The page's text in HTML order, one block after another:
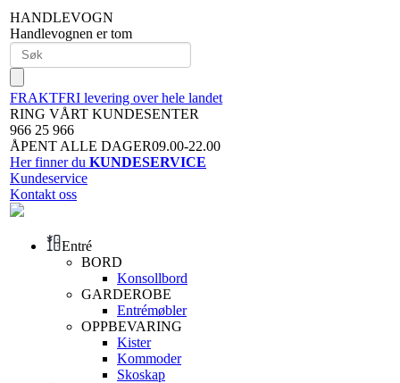
HANDLEVOGN
Handlevognen er tom
FRAKTFRI levering over hele landet
RING VÅRT KUNDESENTER
966 25 966
ÅPENT ALLE DAGER09.00-22.00
Her finner du KUNDESERVICE
Kundeservice
Kontakt oss
Entré
BORD
Konsollbord
GARDEROBE
Entrémøbler
OPPBEVARING
Kister
Kommoder
Skoskap